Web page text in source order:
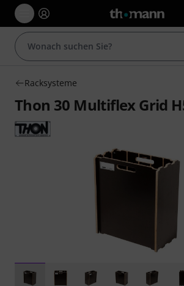
Racksysteme
Thon 30 Multiflex Grid